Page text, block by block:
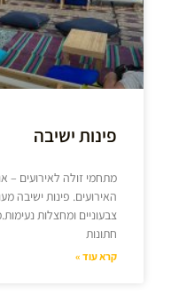
פינות ישיבה
מתחמי זולה לאירועים –
האירועים. פינות ישיבה
צבעוניים ומחצלות
חתונות
קרא עוד »